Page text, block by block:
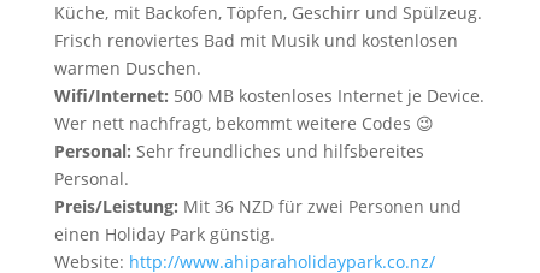
Küche, mit Backofen, Töpfen, Geschirr und Spülzeug.
Frisch renoviertes Bad mit Musik und kostenlosen
warmen Duschen.
Wifi/Internet: 500 MB kostenloses Internet je Device.
Wer nett nachfragt, bekommt weitere Codes 😉
Personal: Sehr freundliches und hilfsbereites
Personal.
Preis/Leistung: Mit 36 NZD für zwei Personen und
einen Holiday Park günstig.
Website: http://www.ahiparaholidaypark.co.nz/